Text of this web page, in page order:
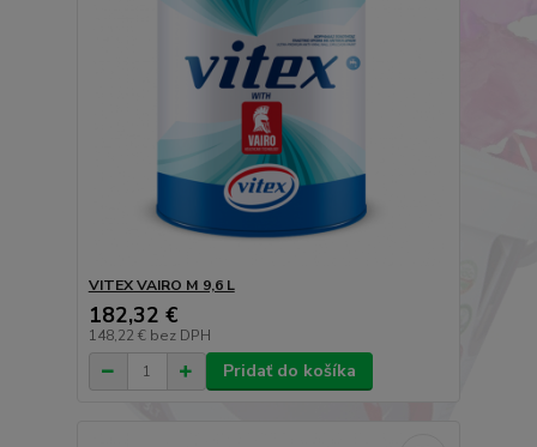
VITEX VAIRO M 9,6 L
182,32 €
148,22 € bez DPH
Pridať do košíka